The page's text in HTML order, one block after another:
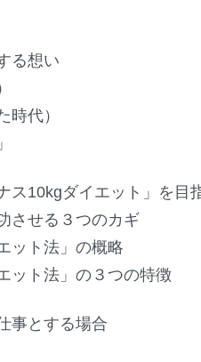
る想い
時代）
ス10kgダイエット」を目
させる３つのカギ
ット法」の概略
ット法」の３つの特徴
事とする場合